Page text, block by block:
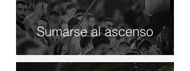
Sumarse al ascenso